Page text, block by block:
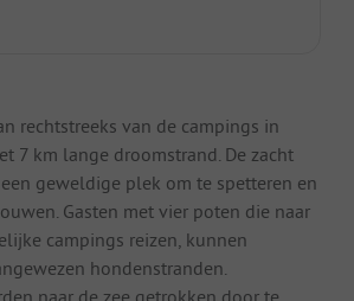
rechtstreeks van de campings in
7 km lange droomstrand. De zacht
geweldige plek om te spetteren en
Gasten met vier poten die naar
campings reizen, kunnen
hondenstranden.
naar de zee getrokken door te